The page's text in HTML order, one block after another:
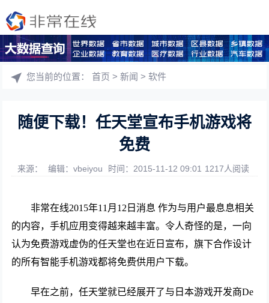
您当前的位置：首页 >新闻 >软件
随便下载！任天堂宣布手机游戏将
免费
来源： 编辑：vbeiyou 时间：2015-11-12 09:01 1217人阅读
非常在线2015年11月12日消息 作为与用户最息息相关
的内容，手机应用变得越来越丰富。令人奇怪的是，一向
认为免费游戏虚伪的任天堂也在近日宣布，旗下合作设计
的所有智能手机游戏都将免费供用户下载。
早在之前，任天堂就已经展开了与日本游戏开发商De